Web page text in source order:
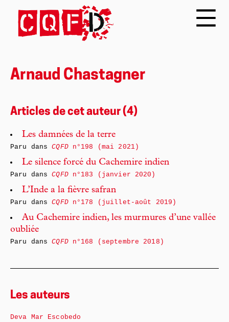
Arnaud Chastagner
Articles de cet auteur (4)
Les damnées de la terre
Paru dansCQFDn°198 (mai 2021)
Le silence forcé du Cachemire indien
Paru dansCQFDn°183 (janvier 2020)
L’Inde a la fièvre safran
Paru dansCQFDn°178 (juillet-août 2019)
Au Cachemire indien, les murmures d’une vallée
oubliée
Paru dansCQFDn°168 (septembre 2018)
Les auteurs
Deva Mar Escobedo